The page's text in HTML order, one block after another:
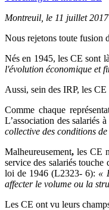
Montreuil, le 11 juillet 2017
Nous rejetons toute fusion
Nés en 1945, les CE sont
l'évolution économique et
Aussi, sein des IRP, les
Comme chaque
L’association des salariés
collective des conditions
Malheureusement,les CE
service des salariés
loi de 1946 (L2323- 6): «
affecter le volume ou la
Les CE ont vu leurs